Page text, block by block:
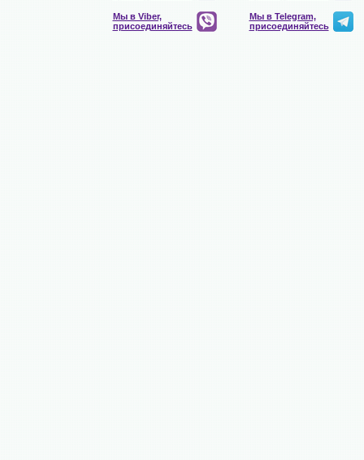
Мы в Viber,
присоединяйтесь
Мы в Telegram,
присоединяйтесь